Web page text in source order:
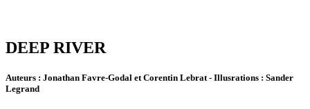
DEEP RIVER
Auteurs : Jonathan Favre-Godal et Corentin Lebrat - Illusrations : Sander
Legrand